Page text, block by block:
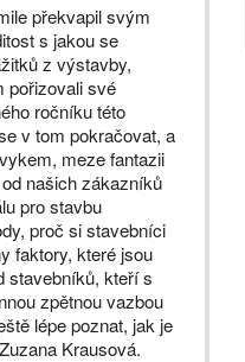
překvapil svým
s jakou se
z výstavby,
pořizovali své
ročníku této
v tom pokračovat, a
meze fantazii
našich zákazníků
pro stavbu
proč si stavebníci
faktory, které jsou
stavebníků, kteří s
zpětnou vazbou
lépe poznat, jak je
Krausová.